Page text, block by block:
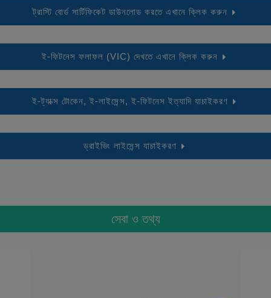
ট্রাস্টি বোর্ড সার্টিফিকেট ডাউনলোড করতে এখানে ক্লিক করুন
ই-ফিটনেস ফলাফল (VIC) দেখতে এখানে ক্লিক করুন
ই-ট্যাক্স টোকেন, ই-লাইসেন্স, ই-ফিটনেস ইত্যাদি যাচাইকরণ
ড্রাইভিং লাইসেন্স যাচাইকরণ
সেবা ও তথ্য